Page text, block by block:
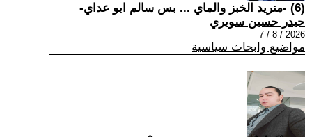
(6) -منريد الخبز والماي ... بس سالم ابو عداي-
حيدر حسين سويري
2026 / 8 / 7
مواضيع وابحاث سياسية